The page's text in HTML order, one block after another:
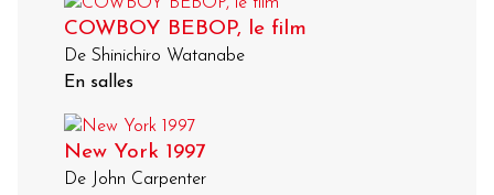
COWBOY BEBOP, le film
De Shinichiro Watanabe
En salles
New York 1997
De John Carpenter